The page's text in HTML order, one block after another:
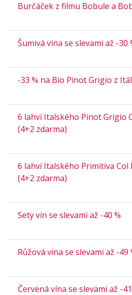
Burčáček z filmu Bobule a
Šumivá vína se slevami až -30
-33 % na Bio Pinot Grigio z
6 lahví Italského Pinot Grigio
(4+2 zdarma)
6 lahví Italského Primitiva Col
(4+2 zdarma)
Sety vín se slevami až -40 %
Růžová vína se slevami až -49
Červená vína se slevami až -